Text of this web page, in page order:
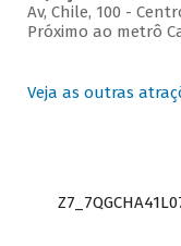
Av, Chile, 100 -
Próximo ao metrô
Veja as outras